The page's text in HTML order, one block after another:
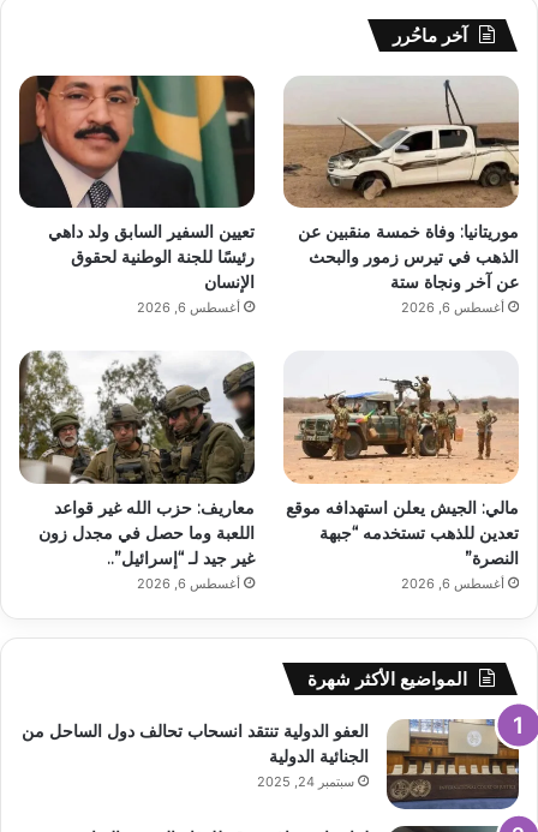
آخر ماحُرر
موريتانيا: وفاة خمسة منقبين عن
الذهب في تيرس زمور والبحث
عن آخر ونجاة ستة
أغسطس 6, 2026
تعيين السفير السابق ولد داهي
رئيسًا للجنة الوطنية لحقوق
الإنسان
أغسطس 6, 2026
مالي: الجيش يعلن استهدافه موقع
تعدين للذهب تستخدمه “جبهة
النصرة”
أغسطس 6, 2026
معاريف: حزب الله غير قواعد
اللعبة وما حصل في مجدل زون
غير جيد لـ “إسرائيل”..
أغسطس 6, 2026
المواضيع الأكثر شهرة
العفو الدولية تنتقد انسحاب تحالف دول الساحل من
الجنائية الدولية
سبتمبر 24, 2025